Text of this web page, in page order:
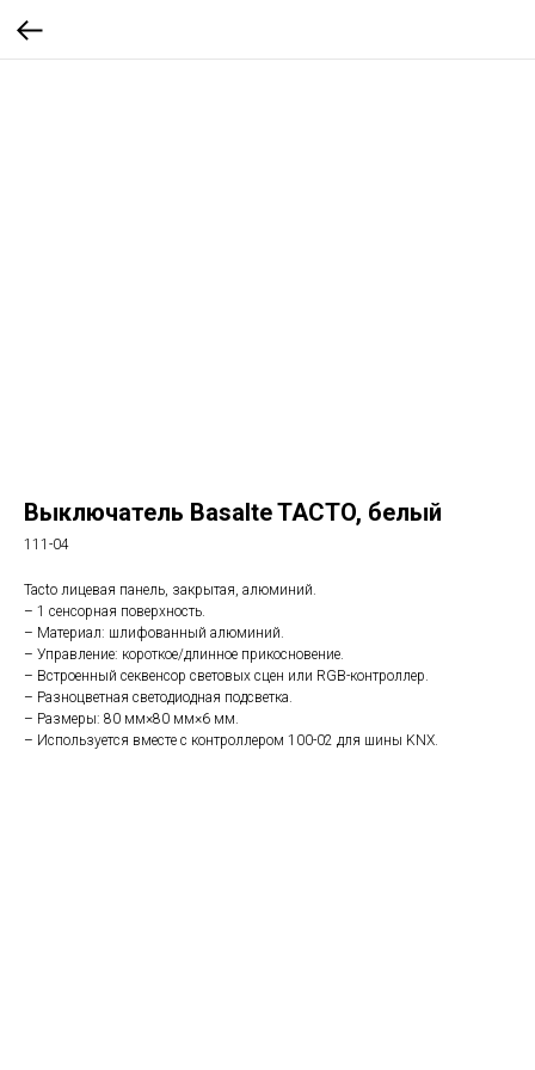
Выключатель Basalte TACTO, белый
111-04
Tacto лицевая панель, закрытая, алюминий.
– 1 сенсорная поверхность.
– Материал: шлифованный алюминий.
– Управление: короткое/длинное прикосновение.
– Встроенный секвенсор световых сцен или RGB-контроллер.
– Разноцветная светодиодная подсветка.
– Размеры: 80 мм×80 мм×6 мм.
– Используется вместе с контроллером 100-02 для шины KNX.